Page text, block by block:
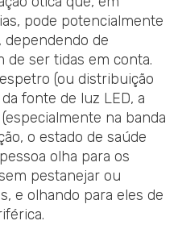
pode potencialmente
dependendo de
de ser tidas em conta.
(ou distribuição
fonte de luz LED, a
na banda
o estado de saúde
olha para os
pestanejar ou
e olhando para eles de